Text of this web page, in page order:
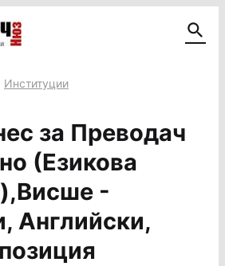
Институции
за Преводач
(Езикова
-
Английски,